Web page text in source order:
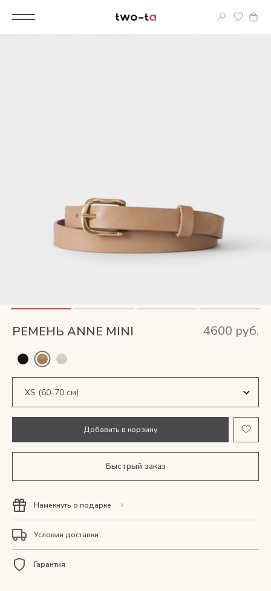
Женские сумки
Мини-сумки и чехлы
Кошельки
Ювелирные украшения
Подарочная карта
Подарки
Снимаем с производства
РЕМЕНЬ ANNE MINI 4600 руб.
L (90-100 см)
M (80-90 см)
Добавить в корзину
Быстрый заказ
Намекнуть о подарке
Условия доставки
Гарантия